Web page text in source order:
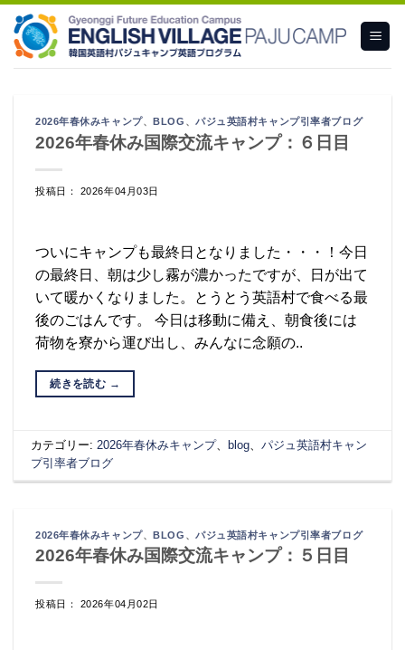
content
2026年春休みキャンプ、BLOG 、パジュ英語村キャンプ引率者ブログ
2026年春休み国際交流キャンプ：６日目
投稿日： 2026年04月03日
ついにキャンプも最終日となりました・・・！今日
の最終日、朝は少し霧が濃かったですが、日が出て
いて暖かくなりました。とうとう英語村で食べる最
後のごはんです。 今日は移動に備え、朝食後には
荷物を寮から運び出し、みんなに念願の..
続きを読む →
カテゴリー: 2026年春休みキャンプ、 blog 、パジュ英語村キャン
プ引率者ブログ
2026年春休みキャンプ、BLOG 、パジュ英語村キャンプ引率者ブログ
2026年春休み国際交流キャンプ：５日目
投稿日： 2026年04月02日